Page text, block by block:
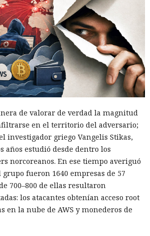
que antes requerían equipos,
equipo se ensamblan cada vez más a
especialistas de HUMAN
el ecosistema FunFoneFarm, donde
en la nube y la IA permiten
como un proyecto de software
de entrada se ha reducido a unos
de la compañía compró un kit
y desmontó sus partes de
con placas económicas de
en los mercados en línea
de gestión están disponibles
en la nube se pueden alquilar
ofrecen tarifas,
como los servicios SaaS
de valorar de verdad la magnitud
en el territorio del adversario;
investigador griego Vangelis Stikas,
años estudió desde dentro los
norcoreanos. En ese tiempo averiguó
fueron 1640 empresas de 57
700–800 de ellas resultaron
los atacantes obtenían acceso root
en la nube de AWS y monederos de